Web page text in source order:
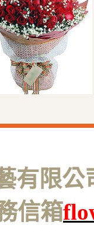
有限
信箱